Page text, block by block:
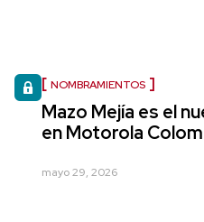
NOMBRAMIENTOS
Mazo Mejía es el
en Motorola
mayo 29, 2026